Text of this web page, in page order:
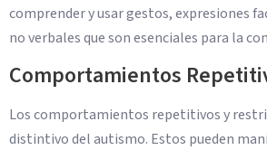
comprender y usar gestos, expresiones
no verbales que son esenciales para la
Comportamientos
Los comportamientos repetitivos y
distintivo del autismo. Estos pueden